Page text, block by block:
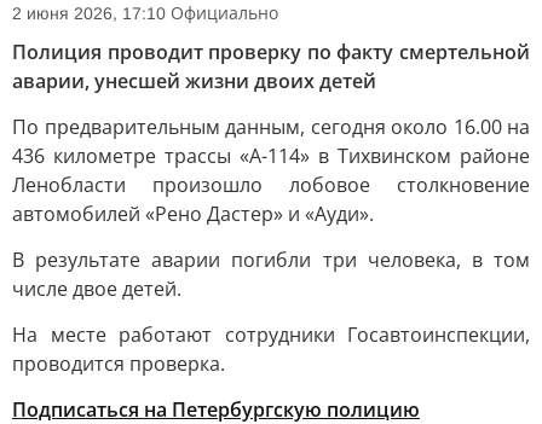
2 июня 2026, 17:10 Официально
Полиция проводит проверку по факту смертельной
аварии, унесшей жизни двоих детей
По предварительным данным, сегодня около 16.00 на
436 километре трассы «А-114» в Тихвинском районе
Ленобласти произошло лобовое столкновение
автомобилей «Рено Дастер» и «Ауди».
В результате аварии погибли три человека, в том
числе двое детей.
На месте работают сотрудники Госавтоинспекции,
проводится проверка.
Подписаться на Петербургскую полицию